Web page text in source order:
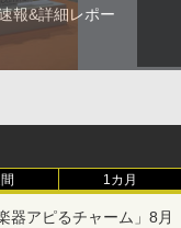
報&詳細レポー
1カ月
器アピるチャーム」8月